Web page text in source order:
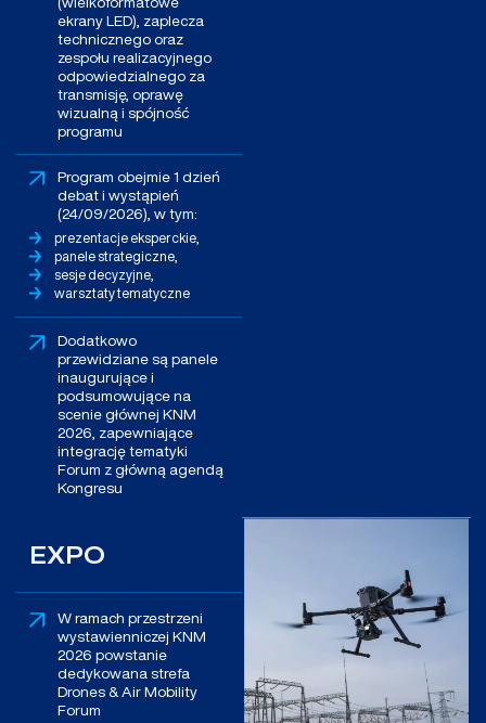
ekrany LED), zaplecza
technicznego oraz
zespołu realizacyjnego
odpowiedzialnego za
transmisję, oprawę
wizualną i spójność
programu
Program obejmie 1 dzień
debat i wystąpień
(24/09/2026), w tym:
prezentacje eksperckie,
panele strategiczne,
sesje decyzyjne,
warsztaty tematyczne
Dodatkowo
przewidziane są panele
inaugurujące i
podsumowujące na
scenie głównej KNM
2026, zapewniające
integrację tematyki
Forum z główną agendą
Kongresu
EXPO
W ramach przestrzeni
wystawienniczej KNM
2026 powstanie
dedykowana strefa
Drones & Air Mobility
Forum